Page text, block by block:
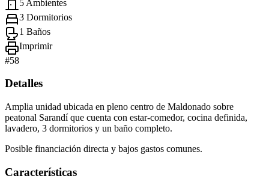
5 Ambientes
3 Dormitorios
1 Baños
Imprimir
#58
Detalles
Amplia unidad ubicada en pleno centro de Maldonado sobre
peatonal Sarandí que cuenta con estar-comedor, cocina definida,
lavadero, 3 dormitorios y un baño completo.
Posible financiación directa y bajos gastos comunes.
Características